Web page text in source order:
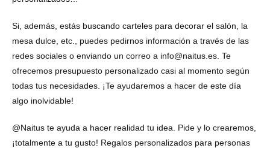
Si, además, estás buscando carteles para decorar el salón, la
mesa dulce, etc., puedes pedirnos información a través de las
redes sociales o enviando un correo a info@naitus.es. Te
ofrecemos presupuesto personalizado casi al momento según
todas tus necesidades. ¡Te ayudaremos a hacer de este día
algo inolvidable!
@Naitus te ayuda a hacer realidad tu idea. Pide y lo crearemos,
¡totalmente a tu gusto! Regalos personalizados para personas